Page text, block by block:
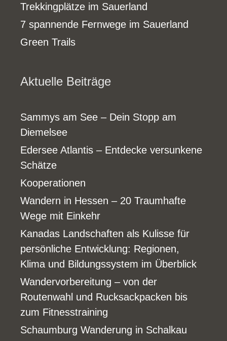
Trekkingplätze im Sauerland
7 spannende Fernwege im Sauerland
Green Trails
Aktuelle Beiträge
Sammys am See – Dein Stopp am
Diemelsee
Edersee Atlantis – Entdecke versunkene
Schätze
Kooperationen
Wandern in Hessen – 20 Traumhafte
Wege mit Einkehr
Kanadas Landschaften als Kulisse für
persönliche Entwicklung: Regionen,
Klima und Bildungssystem im Überblick
Wandervorbereitung – von der
Routenwahl und Rucksackpacken bis
zum Fitnesstraining
Schaumburg Wanderung in Schalkau